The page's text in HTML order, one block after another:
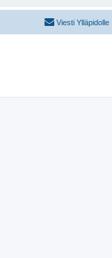
Viesti Ylläpidolle